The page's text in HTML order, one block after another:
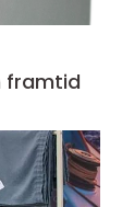
framtid